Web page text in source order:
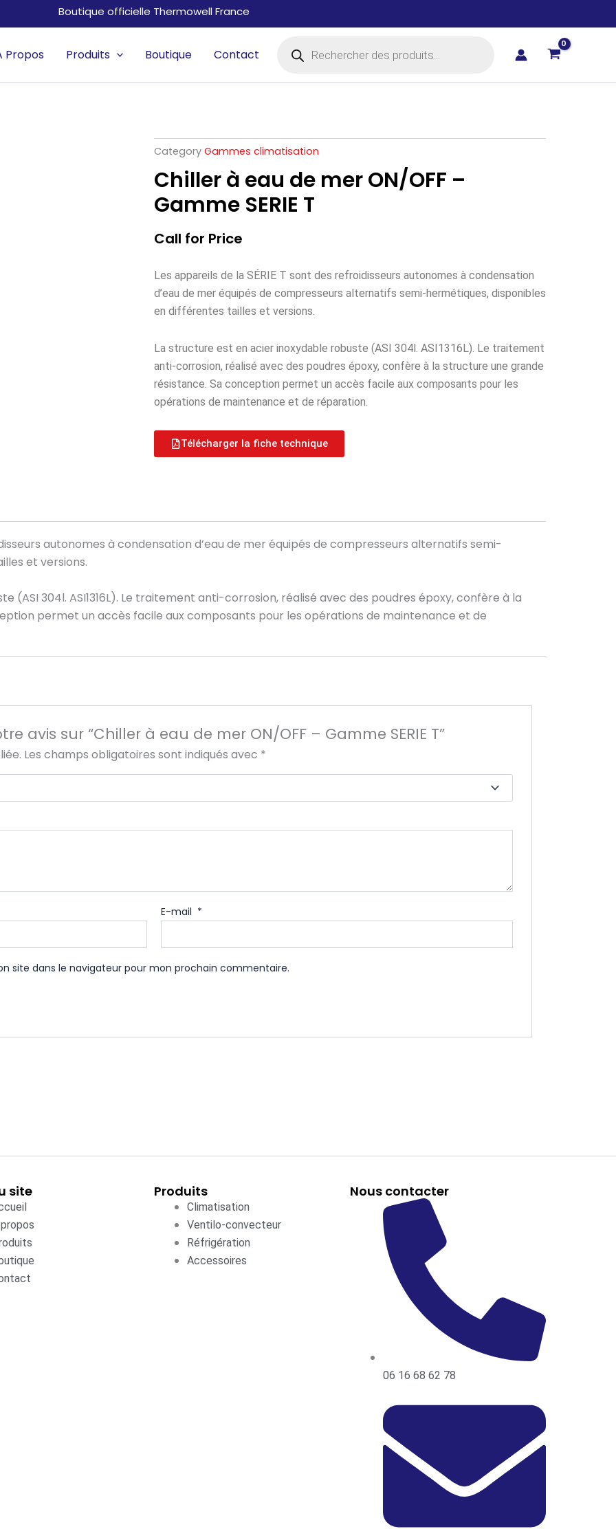
Boutique officielle Thermowell France
Propos Produits Boutique Contact
Produits
Category Gammes climatisation
Chiller à eau de mer ON/OFF –
Gamme SERIE T
Call for Price
Les appareils de la SÉRIE T sont des refroidisseurs autonomes à condensation
d’eau de mer équipés de compresseurs alternatifs semi-hermétiques, disponibles
en différentes tailles et versions.
La structure est en acier inoxydable robuste (ASI 304l. ASI1316L). Le traitement
anti-corrosion, réalisé avec des poudres époxy, confère à la structure une grande
résistance. Sa conception permet un accès facile aux composants pour les
opérations de maintenance et de réparation.
Télécharger la fiche technique
autonomes à condensation d’eau de mer équipés de compresseurs alternatifs semi-
et versions.
(ASI 304l. ASI1316L). Le traitement anti-corrosion, réalisé avec des poudres époxy, confère à la
permet un accès facile aux composants pour les opérations de maintenance et de
avis sur “Chiller à eau de mer ON/OFF – Gamme SERIE T”
Les champs obligatoires sont indiqués avec *
E-mail *
site dans le navigateur pour mon prochain commentaire.
site Produits
Climatisation
Ventilo-convecteur
Réfrigération
Accessoires
Nous contacter
06 16 68 62 78